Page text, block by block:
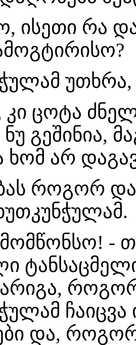
ისეთი რა
უთხრა,
კი ცოტა
გეშინია,
ხომ არ
როგორ
მომწონსო! -
და,